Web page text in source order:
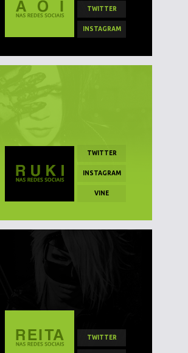
TWITTER
INSTAGRAM
TWITTER
INSTAGRAM
VINE
TWITTER